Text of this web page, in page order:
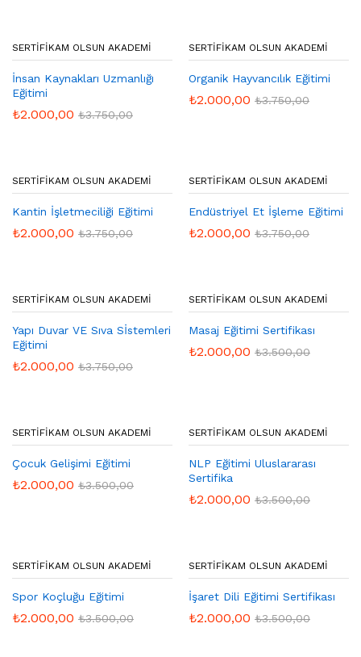
SERTIFIKAM OLSUN AKADEMI
İnsan Kaynakları Uzmanlığı
Eğitimi
₺2.000,00 ₺3.750,00
SERTIFIKAM OLSUN AKADEMI
Organik Hayvancılık Eğitimi
₺2.000,00 ₺3.750,00
SERTIFIKAM OLSUN AKADEMI
Kantin İşletmeciliği Eğitimi
₺2.000,00 ₺3.750,00
SERTIFIKAM OLSUN AKADEMI
Endüstriyel Et İşleme Eğitimi
₺2.000,00 ₺3.750,00
SERTIFIKAM OLSUN AKADEMI
Yapı Duvar VE Sıva Sİstemleri
Eğitimi
₺2.000,00 ₺3.750,00
SERTIFIKAM OLSUN AKADEMI
Masaj Eğitimi Sertifikası
₺2.000,00 ₺3.500,00
SERTIFIKAM OLSUN AKADEMI
Çocuk Gelişimi Eğitimi
₺2.000,00 ₺3.500,00
SERTIFIKAM OLSUN AKADEMI
NLP Eğitimi Uluslararası
Sertifika
₺2.000,00 ₺3.500,00
SERTIFIKAM OLSUN AKADEMI
Spor Koçluğu Eğitimi
₺2.000,00 ₺3.500,00
SERTIFIKAM OLSUN AKADEMI
İşaret Dili Eğitimi Sertifikası
₺2.000,00 ₺3.500,00